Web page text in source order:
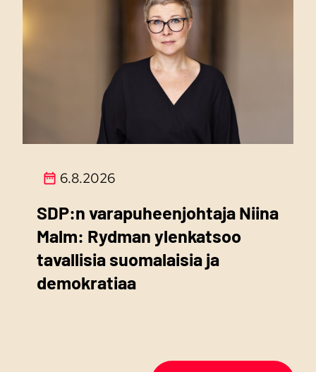
6.8.2026
SDP:n varapuheenjohtaja Niina
Malm: Rydman ylenkatsoo
tavallisia suomalaisia ja
demokratiaa